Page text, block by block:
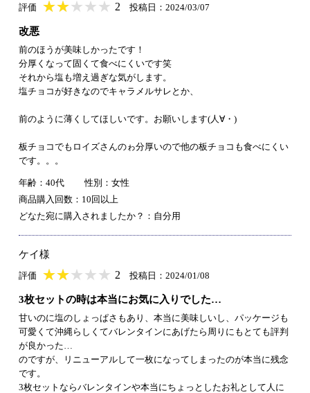
評価 ★★★★★
★★★★★ 2 投稿日：2024/03/07
改悪
前のほうが美味しかったです！
分厚くなって固くて食べにくいです笑
それから塩も増え過ぎな気がします。
塩チョコが好きなのでキャラメルサレとか、
前のように薄くしてほしいです。お願いします(人∀・)
板チョコでもロイズさんのゎ分厚いので他の板チョコも食べにくい
です。。。
年齢：40代
性別：女性
商品購入回数：10回以上
どなた宛に購入されましたか？：自分用
ケイ様
評価 ★★★★★
★★★★★ 2 投稿日：2024/01/08
3枚セットの時は本当にお気に入りでした…
甘いのに塩のしょっぱさもあり、本当に美味しいし、パッケージも
可愛くて沖縄らしくてバレンタインにあげたら周りにもとても評判
が良かった…
のですが、リニューアルして一枚になってしまったのが本当に残念
です。
3枚セットならバレンタインや本当にちょっとしたお礼として人に